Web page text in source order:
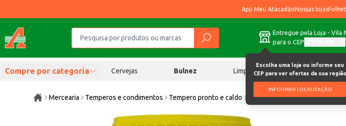
App Meu AtacadãoNossas lojas
Entregue pela Loja - Vila
para o CEP
Escolha uma loja ou informe seu
CEP para ver ofertas da sua região
INFORMAR LOCALIZAÇÃO
Compre por categoria Cervejas Bulnez Limpeza Chocolates
Mercearia Temperos e condimentos Tempero pronto e caldo Tempero Completo Cuiabano